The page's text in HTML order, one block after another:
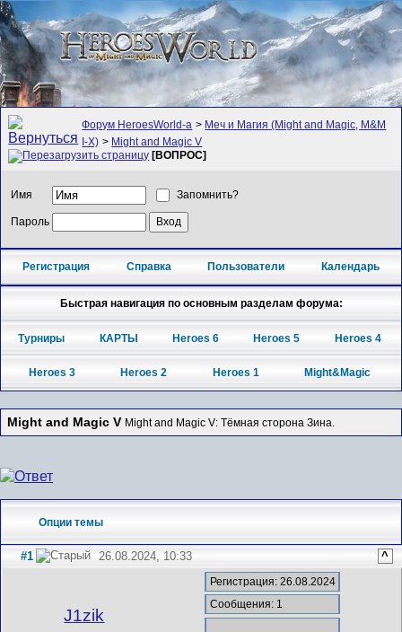
Форум HeroesWorld-а > Меч и Магия (Might and Magic, M&M
I-X) > Might and Magic V
[ВОПРОС]
Имя Запомнить?
Пароль
Регистрация Справка Пользователи Календарь
Быстрая навигация по основным разделам форума:
Турниры КАРТЫ Heroes 6 Heroes 5 Heroes 4
Heroes 3 Heroes 2 Heroes 1 Might&Magic
Might and Magic V Might and Magic V: Тёмная сторона Зина.
Опции темы
#1 26.08.2024, 10:33 ^
J1zik
Регистрация: 26.08.2024
Сообщения: 1